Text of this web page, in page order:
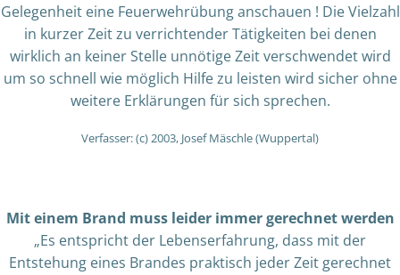
Gelegenheit eine Feuerwehrübung anschauen ! Die Vielzahl
in kurzer Zeit zu verrichtender Tätigkeiten bei denen
wirklich an keiner Stelle unnötige Zeit verschwendet wird
um so schnell wie möglich Hilfe zu leisten wird sicher ohne
weitere Erklärungen für sich sprechen.
Verfasser: (c) 2003, Josef Mäschle (Wuppertal)
Mit einem Brand muss leider immer gerechnet werden
„Es entspricht der Lebenserfahrung, dass mit der
Entstehung eines Brandes praktisch jeder Zeit gerechnet